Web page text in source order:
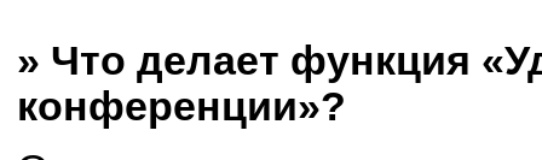
» Что делает функция
конференции»?